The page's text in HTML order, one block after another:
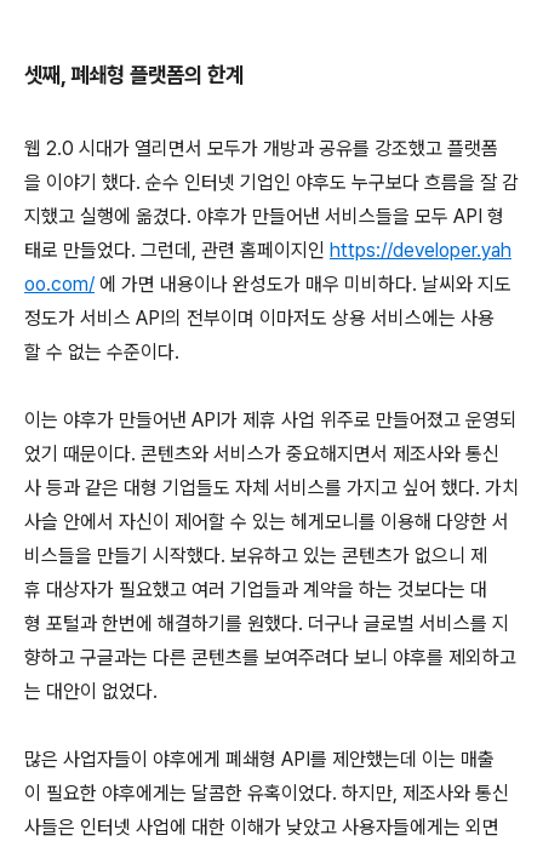
셋째, 폐쇄형 플랫폼의 한계
웹 2.0 시대가 열리면서 모두가 개방과 공유를 강조했고 플랫폼
을 이야기 했다. 순수 인터넷 기업인 야후도 누구보다 흐름을 잘 감
지했고 실행에 옮겼다. 야후가 만들어낸 서비스들을 모두 API 형
태로 만들었다. 그런데, 관련 홈페이지인 https://developer.yah
oo.com/ 에 가면 내용이나 완성도가 매우 미비하다. 날씨와 지도
정도가 서비스 API의 전부이며 이마저도 상용 서비스에는 사용
할 수 없는 수준이다.
이는 야후가 만들어낸 API가 제휴 사업 위주로 만들어졌고 운영되
었기 때문이다. 콘텐츠와 서비스가 중요해지면서 제조사와 통신
사 등과 같은 대형 기업들도 자체 서비스를 가지고 싶어 했다. 가치
사슬 안에서 자신이 제어할 수 있는 헤게모니를 이용해 다양한 서
비스들을 만들기 시작했다. 보유하고 있는 콘텐츠가 없으니 제
휴 대상자가 필요했고 여러 기업들과 계약을 하는 것보다는 대
형 포털과 한번에 해결하기를 원했다. 더구나 글로벌 서비스를 지
향하고 구글과는 다른 콘텐츠를 보여주려다 보니 야후를 제외하고
는 대안이 없었다.
많은 사업자들이 야후에게 폐쇄형 API를 제안했는데 이는 매출
이 필요한 야후에게는 달콤한 유혹이었다. 하지만, 제조사와 통신
사들은 인터넷 사업에 대한 이해가 낮았고 사용자들에게는 외면